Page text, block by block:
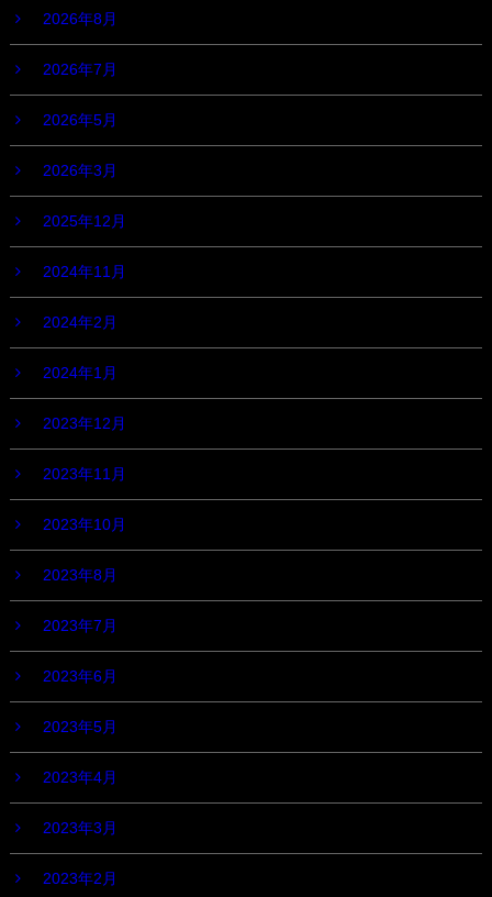
2026年8月
2026年7月
2026年5月
2026年3月
2025年12月
2024年11月
2024年2月
2024年1月
2023年12月
2023年11月
2023年10月
2023年8月
2023年7月
2023年6月
2023年5月
2023年4月
2023年3月
2023年2月